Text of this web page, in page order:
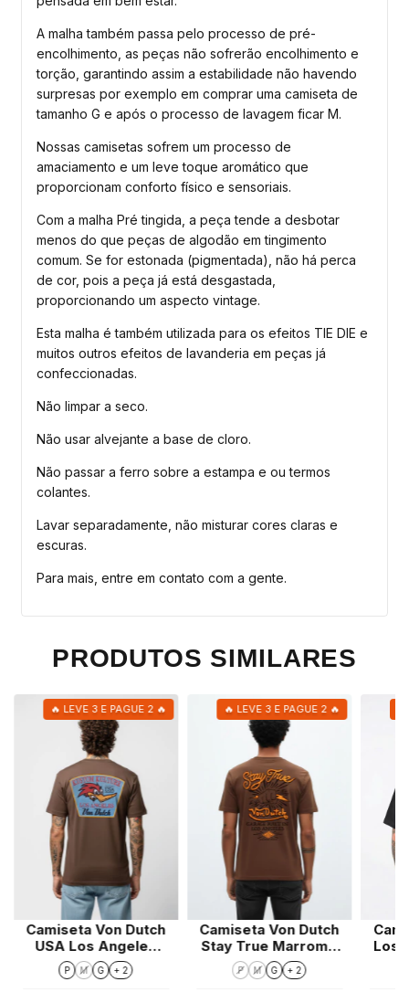
A malha também passa pelo processo de pré-
encolhimento, as peças não sofrerão encolhimento e
torção, garantindo assim a estabilidade não havendo
surpresas por exemplo em comprar uma camiseta de
tamanho G e após o processo de lavagem ficar M.
Nossas camisetas sofrem um processo de
amaciamento e um leve toque aromático que
proporcionam conforto físico e sensoriais.
Com a malha Pré tingida, a peça tende a desbotar
menos do que peças de algodão em tingimento
comum. Se for estonada (pigmentada), não há perca
de cor, pois a peça já está desgastada,
proporcionando um aspecto vintage.
Esta malha é também utilizada para os efeitos TIE DIE e
muitos outros efeitos de lavanderia em peças já
confeccionadas.
Não limpar a seco.
Não usar alvejante a base de cloro.
Não passar a ferro sobre a estampa e ou termos
colantes.
Lavar separadamente, não misturar cores claras e
escuras.
Para mais, entre em contato com a gente.
PRODUTOS SIMILARES
🔥 LEVE 3 E PAGUE 2 🔥
Camiseta Von Dutch
USA Los Angeles
Marrom | Regular Fit
P M G + 2
🔥 LEVE 3 E PAGUE 2 🔥
Camiseta Von Dutch
Stay True Marrom |
Regular Fit
P M G + 2
Los